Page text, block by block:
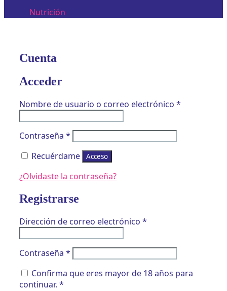
Nutrición
Cuenta
Acceder
Nombre de usuario o correo electrónico *
Contraseña *
Recuérdame
Acceso
¿Olvidaste la contraseña?
Registrarse
Dirección de correo electrónico *
Contraseña *
Confirma que eres mayor de 18 años para
continuar. *